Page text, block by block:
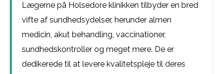
Lægerne på Holsedore klinikken tilbyder en bred
vifte af sundhedsydelser, herunder almen
medicin, akut behandling, vaccinationer,
sundhedskontroller og meget mere. De er
dedikerede til at levere kvalitetspleje til deres